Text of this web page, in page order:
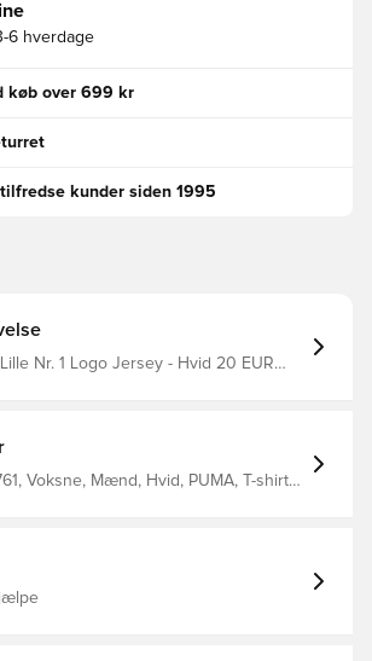
6 hverdage
køb over 699 kr
kunder siden 1995
Nr. 1 Logo Jersey - Hvid 20 EUR
Voksne, Mænd, Hvid, PUMA, T-shirts,
- 1X1 Rib - 280.00 G/M² - Piece Dyed
Finishing